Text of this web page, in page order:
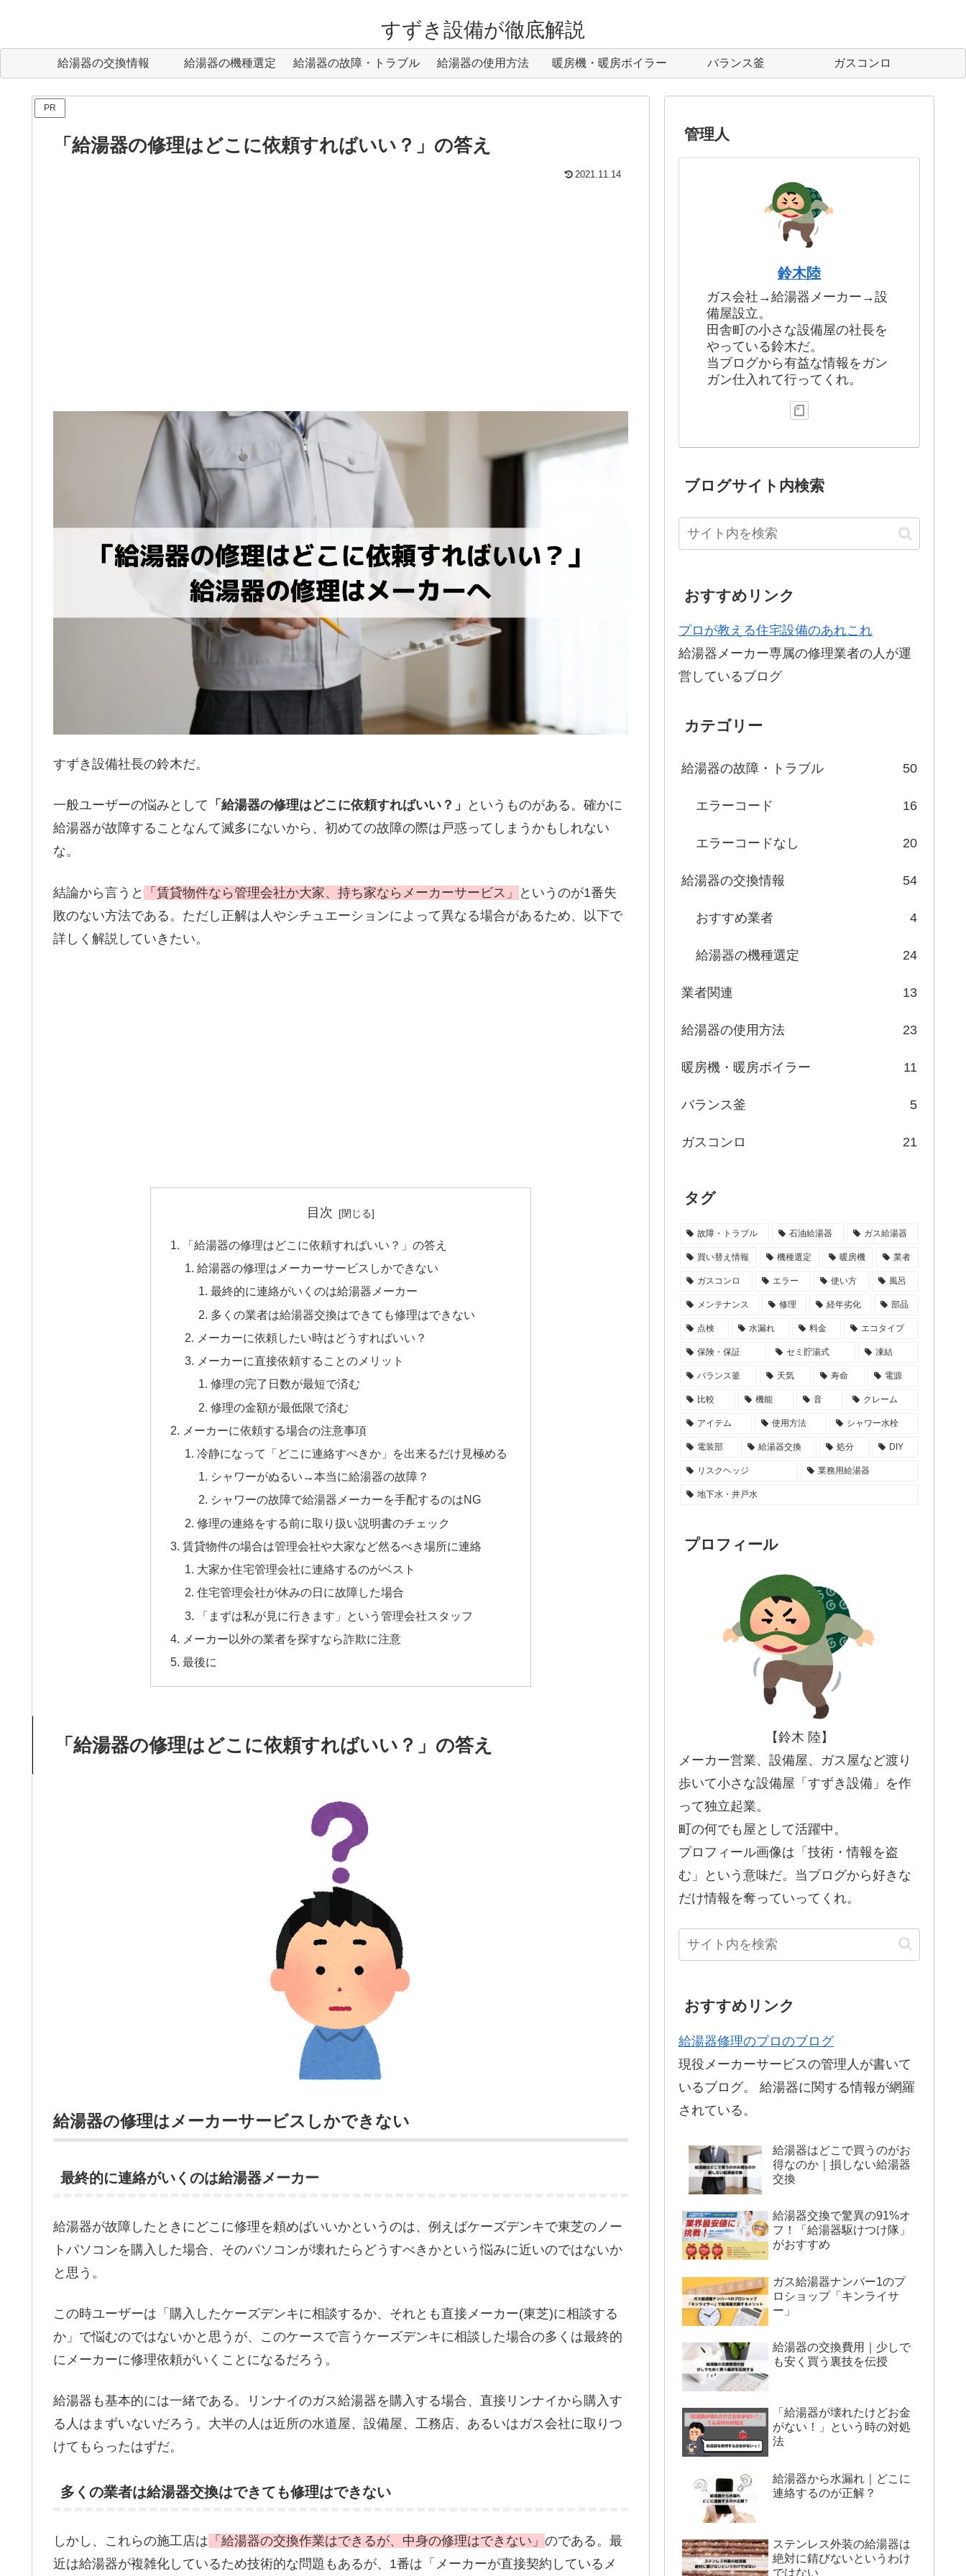
すずき設備が徹底解説
給湯器の交換情報 給湯器の機種選定 給湯器の故障・トラブル 給湯器の使用方法 暖房機・暖房ボイラー バランス釜 ガスコンロ
PR
「給湯器の修理はどこに依頼すればいい？」の答え
2021.11.14
すずき設備社長の鈴木だ。
一般ユーザーの悩みとして 「給湯器の修理はどこに依頼すればいい？」
というものがある。確かに
給湯器が故障することなんて滅多にないから、初めての故障の際は戸惑ってしまうかもしれない
な。
結論から言うと 「賃貸物件なら管理会社か大家、持ち家ならメーカーサービス」
というのが1番失
敗のない方法である。ただし正解は人やシチュエーションによって異なる場合があるため、以下で
詳しく解説していきたい。
目次
「給湯器の修理はどこに依頼すればいい？」の答え
給湯器の修理はメーカーサービスしかできない
最終的に連絡がいくのは給湯器メーカー
多くの業者は給湯器交換はできても修理はできない
メーカーに依頼したい時はどうすればいい？
メーカーに直接依頼することのメリット
修理の完了日数が最短で済む
修理の金額が最低限で済む
メーカーに依頼する場合の注意事項
冷静になって「どこに連絡すべきか」を出来るだけ見極める
シャワーがぬるい→本当に給湯器の故障？
シャワーの故障で給湯器メーカーを手配するのはNG
修理の連絡をする前に取り扱い説明書のチェック
賃貸物件の場合は管理会社や大家など然るべき場所に連絡
大家か住宅管理会社に連絡するのがベスト
住宅管理会社が休みの日に故障した場合
「まずは私が見に行きます」という管理会社スタッフ
メーカー以外の業者を探すなら詐欺に注意
最後に
「給湯器の修理はどこに依頼すればいい？」の答え
給湯器の修理はメーカーサービスしかできない
最終的に連絡がいくのは給湯器メーカー
給湯器が故障したときにどこに修理を頼めばいいかというのは、例えばケーズデンキで東芝のノー
トパソコンを購入した場合、そのパソコンが壊れたらどうすべきかという悩みに近いのではないか
と思う。
この時ユーザーは「購入したケーズデンキに相談するか、それとも直接メーカー(東芝)に相談する
か」で悩むのではないかと思うが、このケースで言うケーズデンキに相談した場合の多くは最終的
にメーカーに修理依頼がいくことになるだろう。
給湯器も基本的には一緒である。リンナイのガス給湯器を購入する場合、直接リンナイから購入す
る人はまずいないだろう。大半の人は近所の水道屋、設備屋、工務店、あるいはガス会社に取りつ
けてもらったはずだ。
多くの業者は給湯器交換はできても修理はできない
しかし、これらの施工店は 「給湯器の交換作業はできるが、中身の修理はできない」 のである。最
近は給湯器が複雑化しているため技術的な問題もあるが、1番は「メーカーが直接契約しているメ
管理人
鈴木陸
ガス会社→給湯器メーカー→設
備屋設立。
田舎町の小さな設備屋の社長を
やっている鈴木だ。
当ブログから有益な情報をガン
ガン仕入れて行ってくれ。
ブログサイト内検索
おすすめリンク
プロが教える住宅設備のあれこれ
給湯器メーカー専属の修理業者の人が運
営しているブログ
カテゴリー
給湯器の故障・トラブル 50
エラーコード 16
エラーコードなし 20
給湯器の交換情報 54
おすすめ業者 4
給湯器の機種選定 24
業者関連 13
給湯器の使用方法 23
暖房機・暖房ボイラー 11
バランス釜 5
ガスコンロ 21
タグ
故障・トラブル 石油給湯器 ガス給湯器
買い替え情報 機種選定 暖房機 業者
ガスコンロ エラー 使い方 風呂
メンテナンス 修理 経年劣化 部品
点検 水漏れ 料金 エコタイプ
保険・保証 セミ貯湯式 凍結
バランス釜 天気 寿命 電源
比較 機能 音 クレーム
アイテム 使用方法 シャワー水栓
電装部 給湯器交換 処分 DIY
リスクヘッジ 業務用給湯器
地下水・井戸水
プロフィール
【鈴木 陸】
メーカー営業、設備屋、ガス屋など渡り
歩いて小さな設備屋「すずき設備」を作
って独立起業。
町の何でも屋として活躍中。
プロフィール画像は「技術・情報を盗
む」という意味だ。当ブログから好きな
だけ情報を奪っていってくれ。
おすすめリンク
給湯器修理のプロのブログ
現役メーカーサービスの管理人が書いて
いるブログ。 給湯器に関する情報が網羅
されている。
給湯器はどこで買うのがお
得なのか｜損しない給湯器
交換
給湯器交換で驚異の91%オ
フ！「給湯器駆けつけ隊」
がおすすめ
ガス給湯器ナンバー1のプ
ロショップ「キンライサ
ー」
給湯器の交換費用｜少しで
も安く買う裏技を伝授
「給湯器が壊れたけどお金
がない！」という時の対処
法
給湯器から水漏れ｜どこに
連絡するのが正解？
ステンレス外装の給湯器は
絶対に錆びないというわけ
ではない